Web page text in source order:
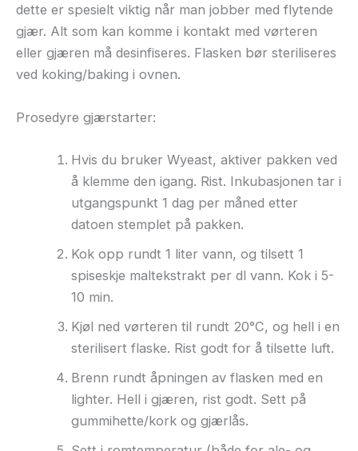
dette er spesielt viktig når man jobber med flytende
gjær. Alt som kan komme i kontakt med vørteren
eller gjæren må desinfiseres. Flasken bør steriliseres
ved koking/baking i ovnen.
Prosedyre gjærstarter:
Hvis du bruker Wyeast, aktiver pakken ved
å klemme den igang. Rist. Inkubasjonen tar i
utgangspunkt 1 dag per måned etter
datoen stemplet på pakken.
Kok opp rundt 1 liter vann, og tilsett 1
spiseskje maltekstrakt per dl vann. Kok i 5-
10 min.
Kjøl ned vørteren til rundt 20°C, og hell i en
sterilisert flaske. Rist godt for å tilsette luft.
Brenn rundt åpningen av flasken med en
lighter. Hell i gjæren, rist godt. Sett på
gummihette/kork og gjærlås.